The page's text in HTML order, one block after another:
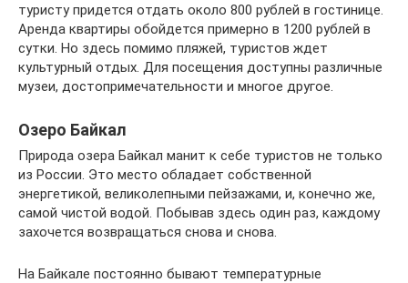
туристу придется отдать около 800 рублей в гостинице.
Аренда квартиры обойдется примерно в 1200 рублей в
сутки. Но здесь помимо пляжей, туристов ждет
культурный отдых. Для посещения доступны различные
музеи, достопримечательности и многое другое.
Озеро Байкал
Природа озера Байкал манит к себе туристов не только
из России. Это место обладает собственной
энергетикой, великолепными пейзажами, и, конечно же,
самой чистой водой. Побывав здесь один раз, каждому
захочется возвращаться снова и снова.
На Байкале постоянно бывают температурные